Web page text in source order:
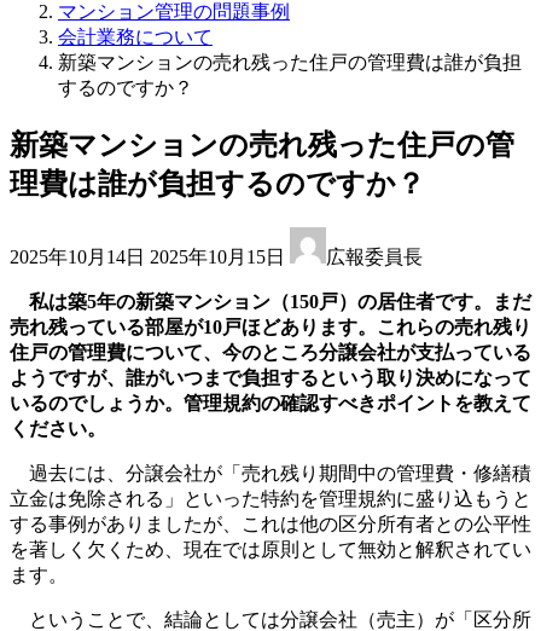
マンション管理の問題事例
会計業務について
新築マンションの売れ残った住戸の管理費は誰が負担
するのですか？
新築マンションの売れ残った住戸の管
理費は誰が負担するのですか？
2025年10月14日 終
更
新
日
時
:
2025年10月15日 広報委員長
私は築5年の新築マンション（150戸）の居住者です。まだ
売れ残っている部屋が10戸ほどあります。これらの売れ残り
住戸の管理費について、今のところ分譲会社が支払っている
ようですが、誰がいつまで負担するという取り決めになって
いるのでしょうか。管理規約の確認すべきポイントを教えて
ください。
過去には、分譲会社が「売れ残り期間中の管理費・修繕積
立金は免除される」といった特約を管理規約に盛り込もうと
する事例がありましたが、これは他の区分所有者との公平性
を著しく欠くため、現在では原則として無効と解釈されてい
ます。
ということで、結論としては分譲会社（売主）が「区分所